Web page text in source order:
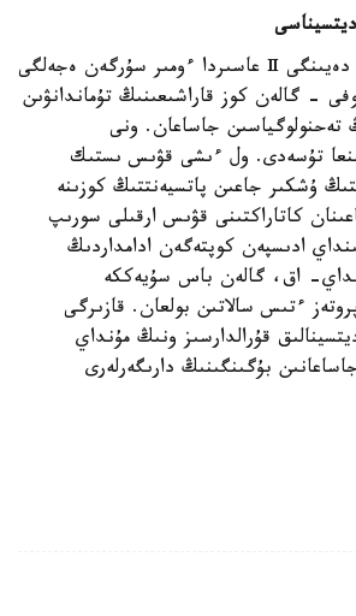
ءبىزدىڭ داۋىرىمىزگە دەيىنگى Ⅱ عاسىردا ءومىر سۇرگەن ەجەلگى
- گالەن كوز قاراشىعىنىڭ تۇماندانۋىن
تەحنولوگياسىن جاساعان. ونى
تۇسەدى. ول ءىشى قۋىس ىستىك
ۇشكىر جاعىن پاتسيەنتتىڭ كوزىنە
كاتاراكتىنى قۋىس ارقىلى سورىپ
ادىسپەن كوپتەگەن ادامداردىڭ
اق، گالەن باس سۇيەككە
ءتىس سالاتىن بولعان. قازىرگى
قۇرالدارسىز ونىڭ مۇنداي
بۇگىنگىنىڭ دارىگەرلەرى